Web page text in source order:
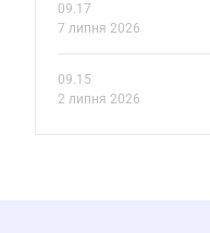
09.17
7 липня 2026
09.15
2 липня 2026